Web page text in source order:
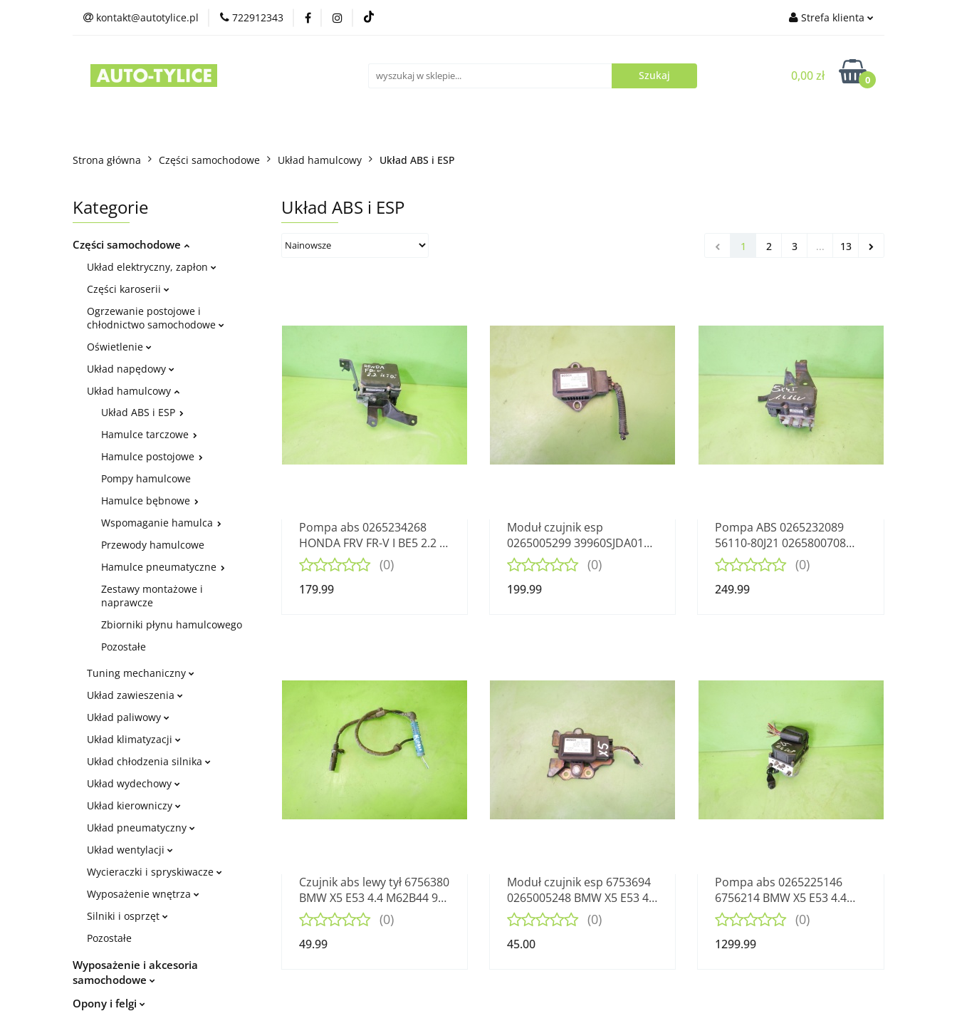
kontakt@autotylice.pl 722912343 Strefa klienta
Zaloguj się
Zarejestruj się
0,00 zł 0
Strona główna Części samochodowe Układ hamulcowy Układ ABS i ESP
Kategorie
Części samochodowe
Układ elektryczny, zapłon
Części karoserii
Ogrzewanie postojowe i
chłodnictwo samochodowe
Oświetlenie
Układ napędowy
Układ hamulcowy
Układ ABS i ESP
Hamulce tarczowe
Hamulce postojowe
Pompy hamulcowe
Hamulce bębnowe
Wspomaganie hamulca
Przewody hamulcowe
Hamulce pneumatyczne
Zestawy montażowe i
naprawcze
Zbiorniki płynu hamulcowego
Pozostałe
Tuning mechaniczny
Układ zawieszenia
Układ paliwowy
Układ klimatyzacji
Układ chłodzenia silnika
Układ wydechowy
Układ kierowniczy
Układ pneumatyczny
Układ wentylacji
Wycieraczki i spryskiwacze
Wyposażenie wnętrza
Silniki i osprzęt
Pozostałe
Wyposażenie i akcesoria
samochodowe
Opony i felgi
Układ ABS i ESP
1 2 3 ... 13
Pompa abs 0265234268
HONDA FRV FR-V I BE5 2.2 i-
CTDI 04-07
(0)
179.99
Moduł czujnik esp
0265005299 39960SJDA01
HONDA FRV FR-V I BE5 2.2 i-
CTDI
(0)
199.99
Pompa ABS 0265232089
56110-80J21 0265800708
SUZUKI SX4 I GY RW 1.6
SEDAN
(0)
249.99
Czujnik abs lewy tył 6756380
BMW X5 E53 4.4 M62B44 99-
03
(0)
49.99
Moduł czujnik esp 6753694
0265005248 BMW X5 E53 4.4
M62B44 99-03 (0)
45.00
Pompa abs 0265225146
6756214 BMW X5 E53 4.4
M62B44 99-03
(0)
1299.99